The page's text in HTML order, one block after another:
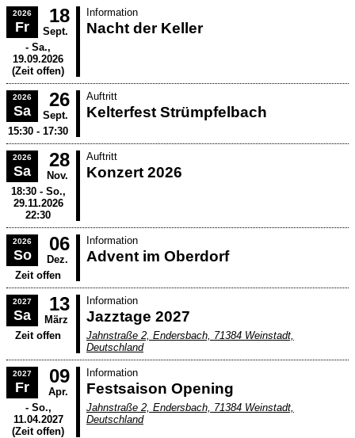
2026
Fr
18
Sept.
- Sa.,
19.09.2026
(Zeit offen)
Nacht der Keller
Information
2026
Sa
26
Sept.
15:30 - 17:30
Kelterfest Strümpfelbach
Auftritt
2026
Sa
28
Nov.
18:30 - So.,
29.11.2026
22:30
Konzert 2026
Auftritt
2026
So
06
Dez.
Zeit offen
Advent im Oberdorf
Information
2027
Sa
13
März
Zeit offen
Jazztage 2027
Information
Jahnstraße 2, Endersbach, 71384 Weinstadt,
Deutschland
2027
Fr
09
Apr.
- So.,
11.04.2027
(Zeit offen)
Festsaison Opening
Information
Jahnstraße 2, Endersbach, 71384 Weinstadt,
Deutschland